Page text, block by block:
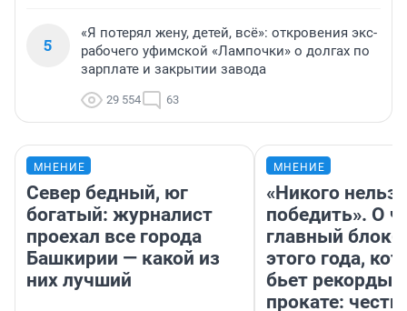
5
«Я потерял жену, детей, всё»: откровения экс-
рабочего уфимской «Лампочки» о долгах по
зарплате и закрытии завода
29 554 63
МНЕНИЕ
Север бедный, юг
богатый: журналист
проехал все города
Башкирии — какой из
них лучший
МНЕНИЕ
«Никого нельзя
победить». О
главный
этого года,
бьет рекорды в
прокате: